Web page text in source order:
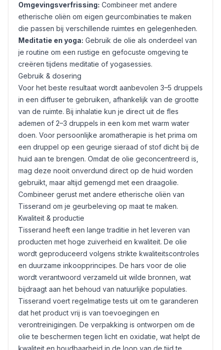
Omgevingsverfrissing: Combineer met andere
etherische oliën om eigen geurcombinaties te maken
die passen bij verschillende ruimtes en gelegenheden.
Meditatie en yoga: Gebruik de olie als onderdeel van
je routine om een rustige en gefocuste omgeving te
creëren tijdens meditatie of yogasessies.
Gebruik & dosering
Voor het beste resultaat wordt aanbevolen 3–5 druppels
in een diffuser te gebruiken, afhankelijk van de grootte
van de ruimte. Bij inhalatie kun je direct uit de fles
ademen of 2–3 druppels in een kom met warm water
doen. Voor persoonlijke aromatherapie is het prima om
een druppel op een geurige sieraad of stof dicht bij de
huid aan te brengen. Omdat de olie geconcentreerd is,
mag deze nooit onverdund direct op de huid worden
gebruikt, maar altijd gemengd met een draagolie.
Combineer gerust met andere etherische oliën van
Tisserand om je geurbeleving op maat te maken.
Kwaliteit & productie
Tisserand heeft een lange traditie in het leveren van
producten met hoge zuiverheid en kwaliteit. De olie
wordt geproduceerd volgens strikte kwaliteitscontroles
en duurzame inkoopprincipes. De hars voor de olie
wordt verantwoord verzameld uit wilde bronnen, wat
bijdraagt aan het behoud van natuurlijke populaties.
Tisserand voert regelmatige tests uit om te garanderen
dat het product vrij is van toevoegingen en
verontreinigingen. De verpakking is ontworpen om de
olie te beschermen tegen licht en oxidatie, wat helpt de
kwaliteit en houdbaarheid in de loop van de tijd te